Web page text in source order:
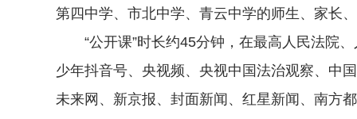
第四中学、市北中学、青云中学的师生、家长
“公开课”时长约45分钟，在最高人民法院、
少年抖音号、央视频、央视中国法治观察、中
未来网、新京报、封面新闻、红星新闻、南方